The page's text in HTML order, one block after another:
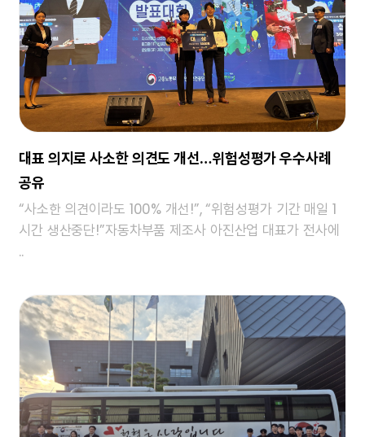
대표 의지로 사소한 의견도 개선…위험성평가 우수사례
공유
“사소한 의견이라도 100% 개선!”, “위험성평가 기간 매일 1
시간 생산중단!”자동차부품 제조사 아진산업 대표가 전사에
..